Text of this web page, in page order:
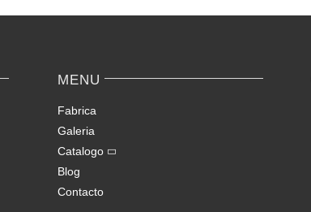
MENU
Fabrica
Galeria
Catalogo
Blog
Contacto